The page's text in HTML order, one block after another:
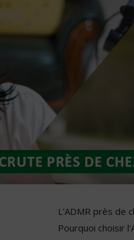
L'ADMR près de
Pourquoi choisir